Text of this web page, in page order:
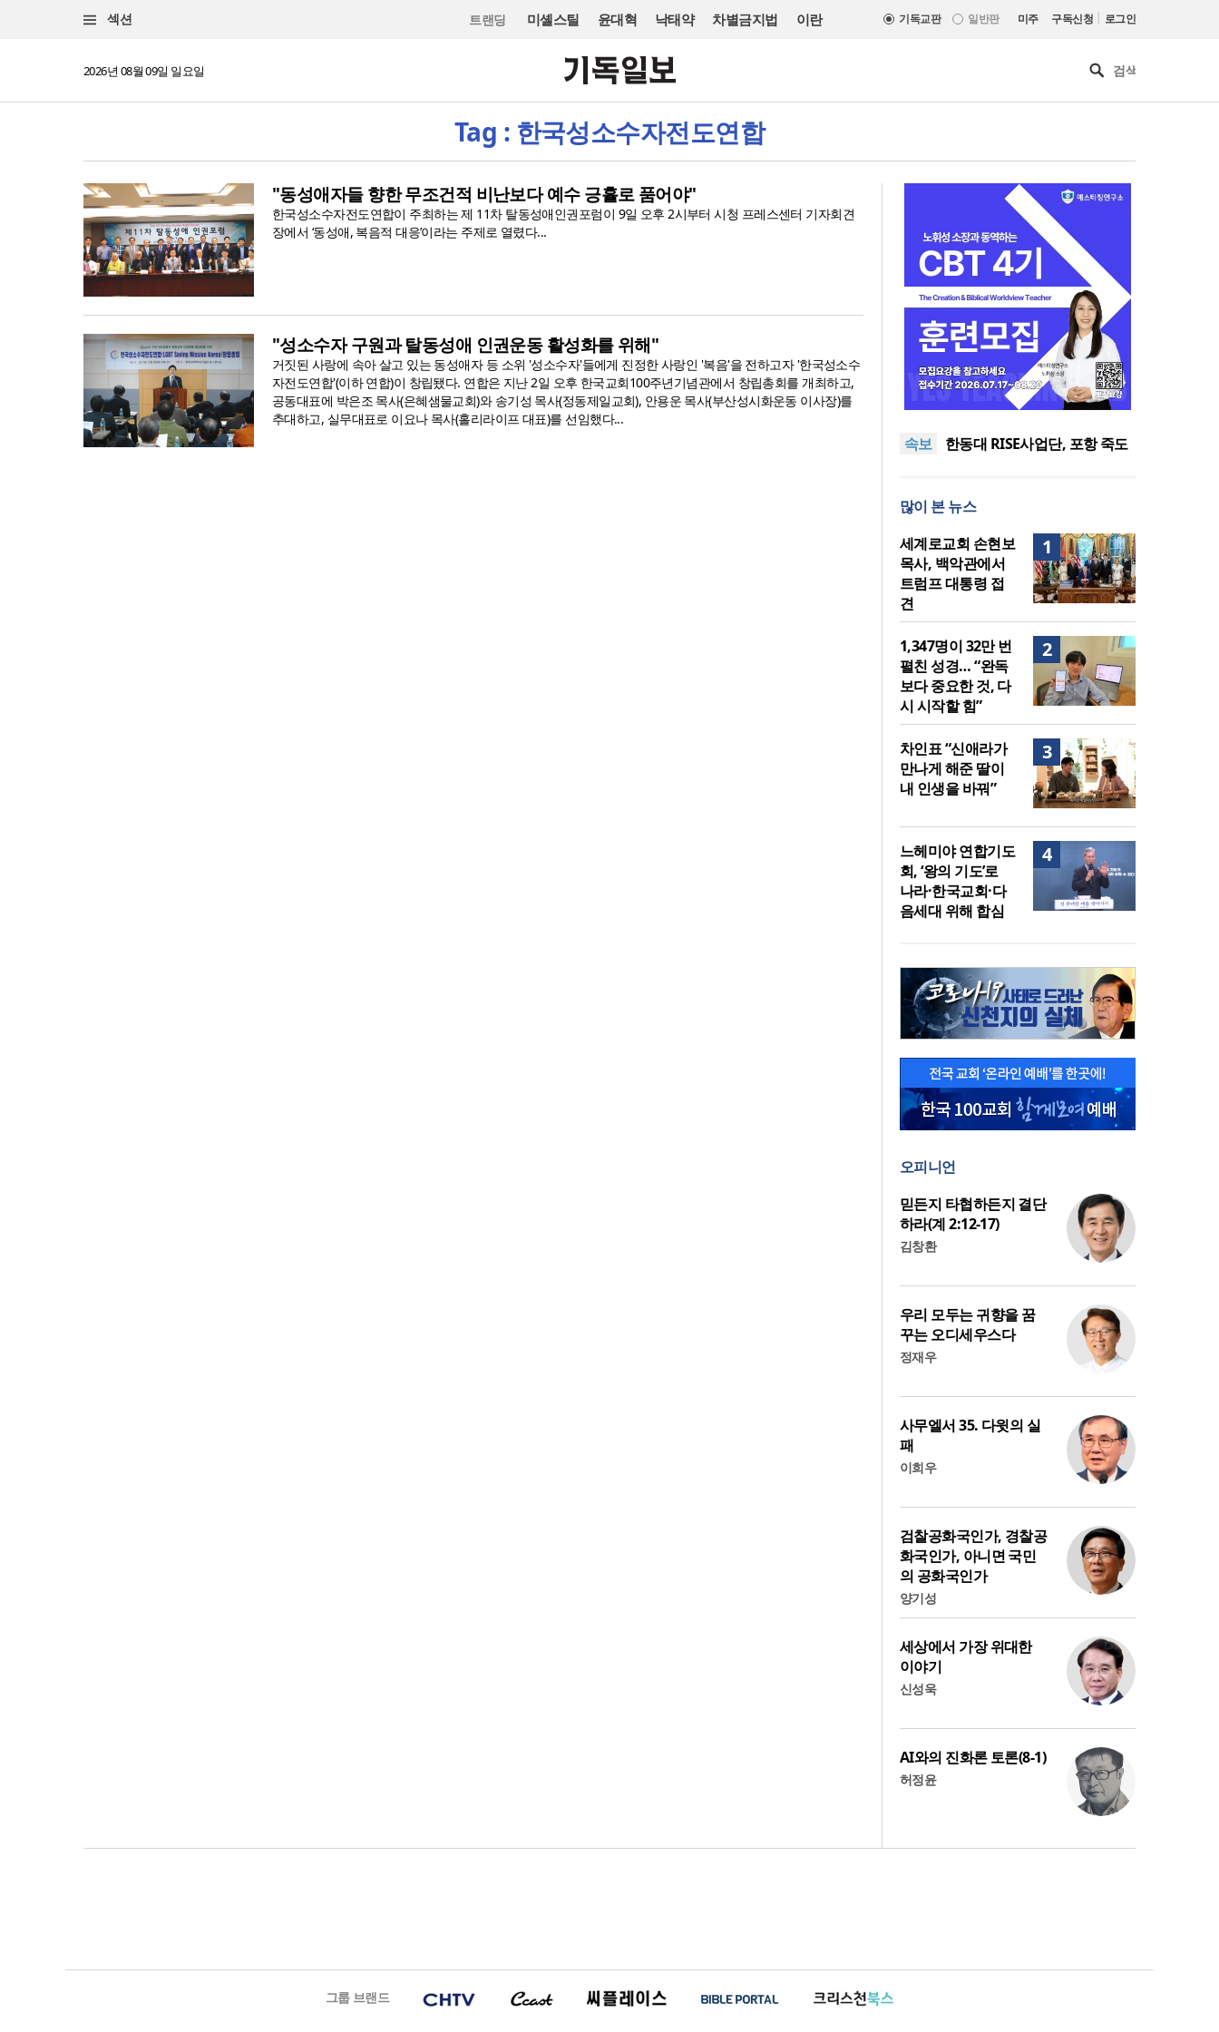
섹션 트랜딩 미셸스틸 윤대혁 낙태약 차별금지법 이란 기독교판 일반판 미주 구독신청 | 로그인
2026년 08월 09일 일요일
Tag : 한국성소수자전도연합
"동성애자들 향한 무조건적 비난보다 예수 긍휼로 품어야"
한국성소수자전도연합이 주최하는 제 11차 탈동성애인권포럼이 9일 오후 2시부터 시청 프레스센터 기자회견
장에서 ‘동성애, 복음적 대응’이라는 주제로 열렸다...
"성소수자 구원과 탈동성애 인권운동 활성화를 위해"
거짓된 사랑에 속아 살고 있는 동성애자 등 소위 '성소수자'들에게 진정한 사랑인 '복음'을 전하고자 '한국성소수
자전도연합'(이하 연합)이 창립됐다. 연합은 지난 2일 오후 한국교회100주년기념관에서 창립총회를 개최하고,
공동대표에 박은조 목사(은혜샘물교회)와 송기성 목사(정동제일교회), 안용운 목사(부산성시화운동 이사장)를
추대하고, 실무대표로 이요나 목사(홀리라이프 대표)를 선임했다...
속보
느헤미야 연합기도회, ‘왕의 기
위해 합심
희망의 미래를 향하여”
한동대 RISE사업단, 포항 죽도
대전 유치
신학의 방향은?
느헤미야 연합기도회, ‘왕의 기
도’로 나라·한국교회·다음세대
위해 합심
세기총 “자유를 지키며 하나 된
희망의 미래를 향하여”
많이 본 뉴스
1
세계로교회 손현보
목사, 백악관에서
트럼프 대통령 접
견
2
1,347명이 32만 번
펼친 성경… “완독
보다 중요한 것, 다
시 시작할 힘”
3
차인표 “신애라가
만나게 해준 딸이
내 인생을 바꿔”
4
느헤미야 연합기도
회, ‘왕의 기도’로
나라·한국교회·다
음세대 위해 합심
오피니언
믿든지 타협하든지 결단
하라(계 2:12-17)
김창환
우리 모두는 귀향을 꿈
꾸는 오디세우스다
정재우
사무엘서 35. 다윗의 실
패
이희우
검찰공화국인가, 경찰공
화국인가, 아니면 국민
의 공화국인가
양기성
세상에서 가장 위대한
이야기
신성욱
AI와의 진화론 토론(8-1)
허정윤
그룹 브랜드